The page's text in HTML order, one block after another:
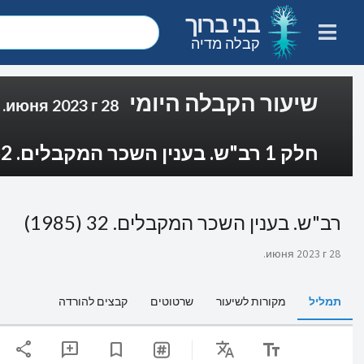
בני ברוך
קבלה מדיה
שיעור הקבלה היומי 28 июня 2023 г.
חלק 1 רב"ש. בענין השכר המקבלים. 32 (1985)
רב"ש. בענין השכר המקבלים. 32 (1985)
28 июня 2023 г.
תמליל מקורות לשיעור שרטוטים קבצים להורדה
text_fields
Translate
bookmark
add_comment
share